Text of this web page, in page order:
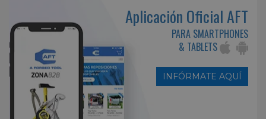
Aplicación Oficial AFT
PARA SMARTPHONES
& TABLETS
INFÓRMATE AQUÍ